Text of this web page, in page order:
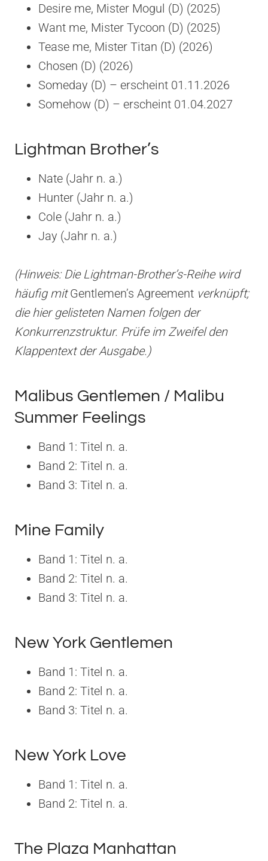
Desire me, Mister Mogul (D) (2025)
Want me, Mister Tycoon (D) (2025)
Tease me, Mister Titan (D) (2026)
Chosen (D) (2026)
Someday (D) – erscheint 01.11.2026
Somehow (D) – erscheint 01.04.2027
Lightman Brother’s
Nate (Jahr n. a.)
Hunter (Jahr n. a.)
Cole (Jahr n. a.)
Jay (Jahr n. a.)
(Hinweis: Die Lightman-Brother’s-Reihe wird
häufig mitGentlemen’s Agreement verknüpft;
die hier gelisteten Namen folgen der
Konkurrenzstruktur. Prüfe im Zweifel den
Klappentext der Ausgabe.)
Malibus Gentlemen / Malibu
Summer Feelings
Band 1: Titel n. a.
Band 2: Titel n. a.
Band 3: Titel n. a.
Mine Family
Band 1: Titel n. a.
Band 2: Titel n. a.
Band 3: Titel n. a.
New York Gentlemen
Band 1: Titel n. a.
Band 2: Titel n. a.
Band 3: Titel n. a.
New York Love
Band 1: Titel n. a.
Band 2: Titel n. a.
The Plaza Manhattan